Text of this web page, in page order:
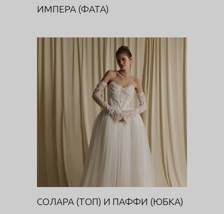
ИМПЕРА (ФАТА)
СОЛАРА (ТОП) И ПАФФИ
(ЮБКА)
DIVA
СОЛАРА (ТОП) И ПАФФИ (ЮБКА)